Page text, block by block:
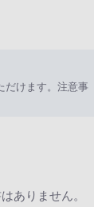
だけます。注意事
ありません。